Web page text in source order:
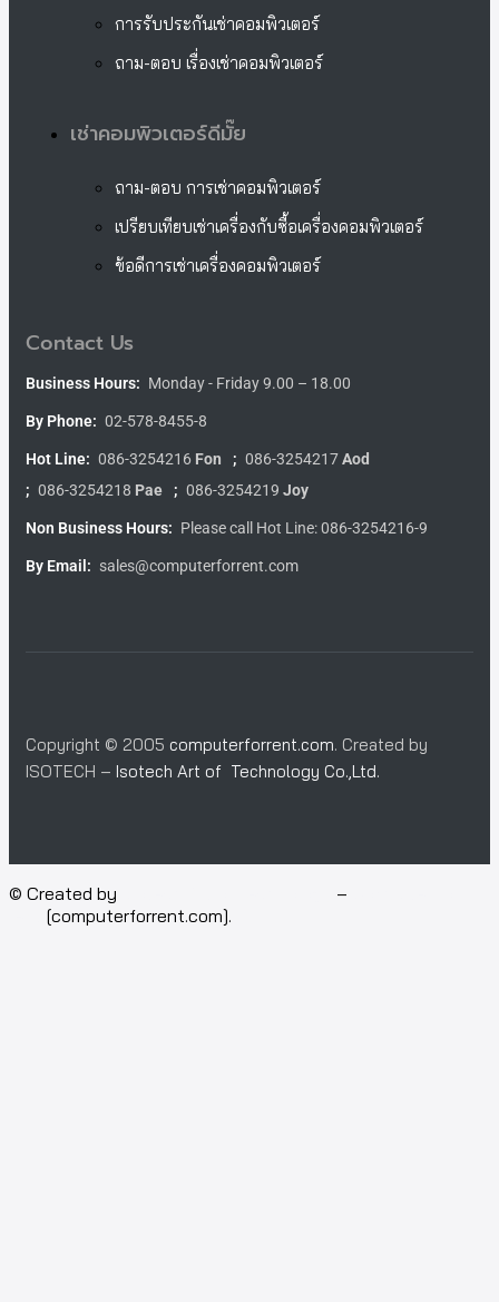
การรับประกันเช่าคอมพิวเตอร์
ถาม-ตอบ เรื่องเช่าคอมพิวเตอร์
เช่าคอมพิวเตอร์ดีมั๊ย
ถาม-ตอบ การเช่าคอมพิวเตอร์
เปรียบเทียบเช่าเครื่องกับซื้อเครื่องคอมพิวเตอร์
ข้อดีการเช่าเครื่องคอมพิวเตอร์
Contact Us
Business Hours: Monday - Friday 9.00 – 18.00
By Phone: 02-578-8455-8
Hot Line: 086-3254216 Fon ; 086-3254217Aod
; 086-3254218 Pae ; 086-3254219 Joy
Non Business Hours: Please call Hot Line: 086-3254216-9
By Email: sales@computerforrent.com
Copyright © 2005 computerforrent.com. Created by
ISOTECH – Isotech Art of Technology Co.,Ltd.
© Created by –
[computerforrent.com].